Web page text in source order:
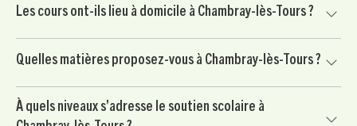
avec un conseiller pédagogique. Nous mettons ensuite
votre enfant en relation avec un professeur particulier
soigneusement sélectionné à Chambray-lès-Tours, puis
engagement.
Les cours ont-ils lieu à domicile à Chambray-lès-Tours ?
Chambray-lès-Tours et dans les environs, selon vos
disponibilités et l’organisation de votre famille.
Quelles matières proposez-vous à Chambray-lès-Tours ?
Nous proposons du soutien scolaire dans les matières
principales : mathématiques, français, anglais, physique-
À quels niveaux s’adresse le soutien scolaire à